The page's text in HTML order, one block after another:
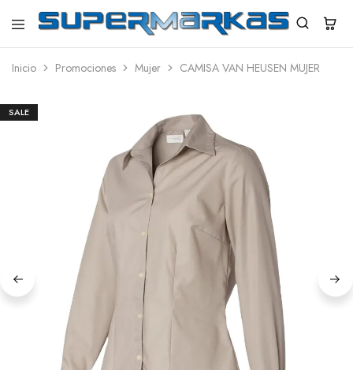
SuperMarkas
Ropa
con
Inicio Promociones Mujer CAMISA VAN HEUSEN MUJER
SALE